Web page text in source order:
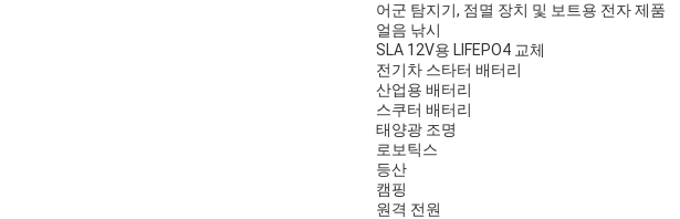
어군 탐지기, 점멸 장치 및 보트용 전자 제품
얼음 낚시
SLA 12V용 LIFEPO4 교체
전기차 스타터 배터리
산업용 배터리
스쿠터 배터리
태양광 조명
로보틱스
등산
캠핑
원격 전원